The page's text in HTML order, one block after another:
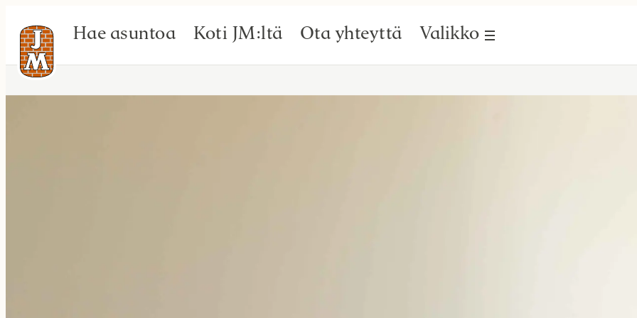
Hae asuntoa Koti JM:ltä Ota yhteyttä Valikko